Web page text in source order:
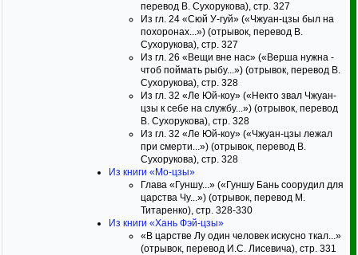
перевод В. Сухорукова), стр. 327
Из гл. 24 «Сюй У-гуй» («Чжуан-цзы был на
похоронах...») (отрывок, перевод В.
Сухорукова), стр. 327
Из гл. 26 «Вещи вне нас» («Верша нужна -
чтоб поймать рыбу...») (отрывок, перевод В.
Сухорукова), стр. 328
Из гл. 32 «Ле Юй-коу» («Некто звал Чжуан-
цзы к себе на службу...») (отрывок, перевод
В. Сухорукова), стр. 328
Из гл. 32 «Ле Юй-коу» («Чжуан-цзы лежал
при смерти...») (отрывок, перевод В.
Сухорукова), стр. 328
Из книги «Мо-цзы»
Глава «Гуншу...» («Гуншу Бань соорудил для
царства Чу...») (отрывок, перевод М.
Титаренко), стр. 328-330
Из книги «Хань Фэй-цзы»
«В царстве Лу один человек искусно ткал...»
(отрывок, перевод И.С. Лисевича), стр. 331